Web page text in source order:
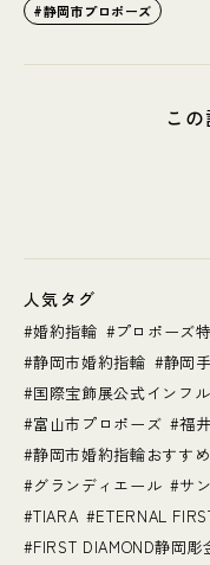
静岡市プロポーズ
こ
人気タグ
婚約指輪 プロポーズ
静岡市婚約指輪
静岡
国際宝飾展公式インフ
富山市プロポーズ
福
静岡市婚約指輪おすすめ
グランディエール
サ
TIARA
ETERNAL
FIRST DIAMOND静岡彫